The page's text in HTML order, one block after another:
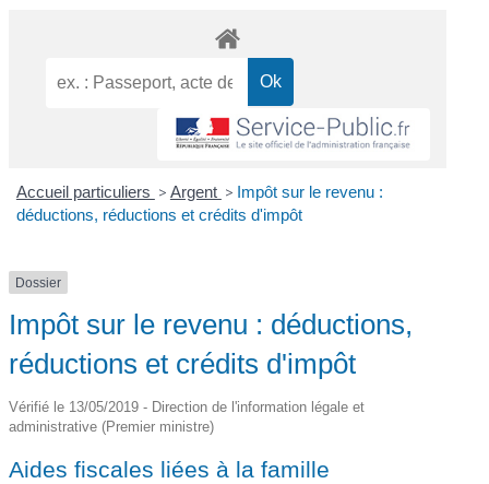
Accueil particuliers > Argent > Impôt sur le revenu :
déductions, réductions et crédits d'impôt
Dossier
Impôt sur le revenu : déductions,
réductions et crédits d'impôt
Vérifié le 13/05/2019 - Direction de l'information légale et
administrative (Premier ministre)
Aides fiscales liées à la famille